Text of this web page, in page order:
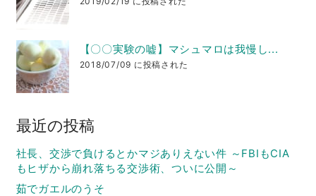
【〇〇実験の嘘】マシュマロは我慢し...
2018/07/09 に投稿された
最近の投稿
社長、交渉で負けるとかマジありえない件 ～FBIもCIA
もヒザから崩れ落ちる交渉術、ついに公開～
茹でガエルのうそ